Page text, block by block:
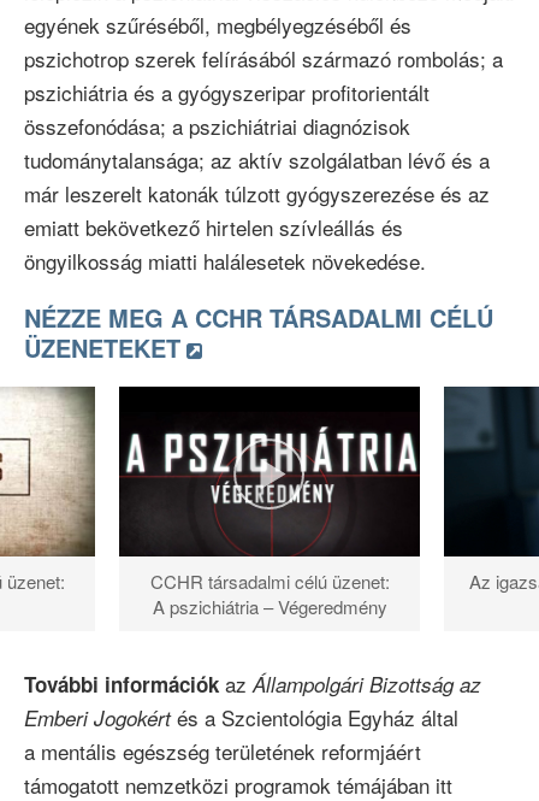
egyének szűréséből, megbélyegzéséből és
pszichotrop szerek felírásából származó rombolás; a
pszichiátria és a gyógyszeripar profitorientált
összefonódása; a pszichiátriai diagnózisok
tudománytalansága; az aktív szolgálatban lévő és a
már leszerelt katonák túlzott gyógyszerezése és az
emiatt bekövetkező hirtelen szívleállás és
öngyilkosság miatti halálesetek növekedése.
NÉZZE MEG A CCHR TÁRSADALMI CÉLÚ
ÜZENETEKET
üzenet:
CCHR társadalmi célú üzenet:
A pszichiátria – Végeredmény
Az
További információk az Állampolgári Bizottság az
Emberi Jogokértés a Szcientológia Egyház által
a mentális egészség területének reformjáért
támogatott nemzetközi programok témájában itt